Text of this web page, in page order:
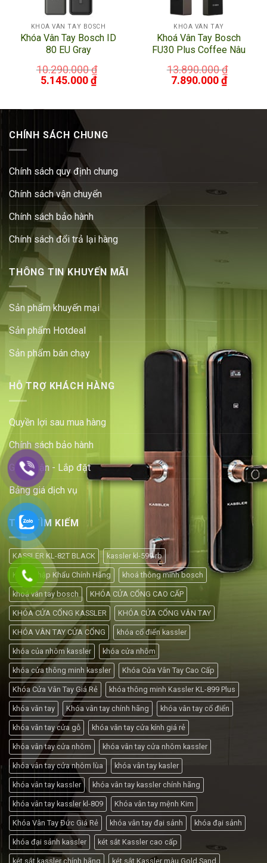
KHOÁ VÂN TAY BOSCH
Khóa Vân Tay Bosch ID
80 EU Gray
10.290.000₫
5.145.000₫
KHÓA VÂN TAY
Khoá Vân Tay Bosch
FU30 Plus Coffee Nâu
13.890.000₫
7.890.000₫
CHÍNH SÁCH CHUNG
Chính sách quy định chung
Chính sách vận chuyển
Chính sách bảo hành
Chính sách đổi trả lại hàng
THÔNG TIN KHUYẾN MÃI
Sản phẩm khuyến mại
Sản phẩm Hotdeal
Sản phẩm bán chạy
HỖ TRỢ KHÁCH HÀNG
Quyền lợi sau mua hàng
Chính sách bảo hành
Giao nhận - Lắp đặt
Bảng giá dịch vụ
TOP TÌM KIẾM
KASSLER KL-82T BLACK kassler kl-599 rb
Khoá Nhập Khẩu Chính Hãng khoá thông minh bosch
khoá vân tay bosch KHÓA CỬA CỔNG CAO CẤP
KHÓA CỬA CỔNG KASSLER KHÓA CỬA CỔNG VÂN TAY
KHÓA VÂN TAY CỬA CỔNG khóa cổ điển kassler
khóa của nhôm kassler khóa cửa nhôm
khóa cửa thông minh kassler Khóa Cửa Vân Tay Cao Cấp
Khóa Cửa Vân Tay Giá Rẻ khóa thông minh Kassler KL-899 Plus
khóa vân tay Khóa vân tay chính hãng khóa vân tay cổ điển
khóa vân tay cửa gỗ khóa vân tay cửa kính giá rẻ
khóa vân tay cửa nhôm khóa vân tay cửa nhôm kassler
khóa vân tay cửa nhôm lùa khóa vân tay kasler
khóa vân tay kassler khóa vân tay kassler chính hãng
khóa vân tay kassler kl-809 Khóa vân tay mệnh Kim
Khóa Vân Tay Đức Giá Rẻ khóa vân tay đại sảnh khóa đại sảnh
khóa đại sảnh kassler két sắt Kassler cao cấp
két sắt kassler chính hãng két sắt Kassler màu Gold Sand